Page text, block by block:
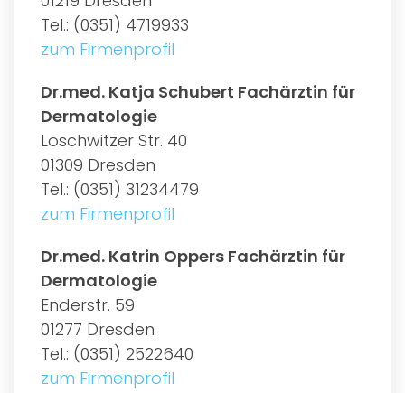
Tel.: (0351) 4719933
zum Firmenprofil
Dr.med. Katja Schubert Fachärztin für
Dermatologie
Loschwitzer Str. 40
01309 Dresden
Tel.: (0351) 31234479
zum Firmenprofil
Dr.med. Katrin Oppers Fachärztin für
Dermatologie
Enderstr. 59
01277 Dresden
Tel.: (0351) 2522640
zum Firmenprofil